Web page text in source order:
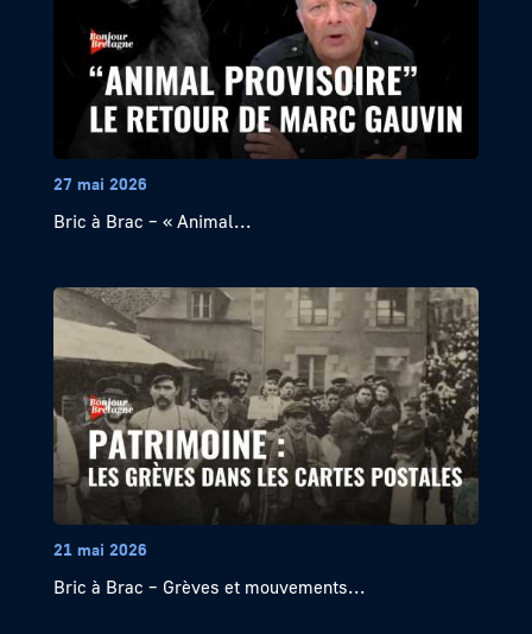
27 mai 2026
Bric à Brac – « Animal...
21 mai 2026
Bric à Brac – Grèves et mouvements...